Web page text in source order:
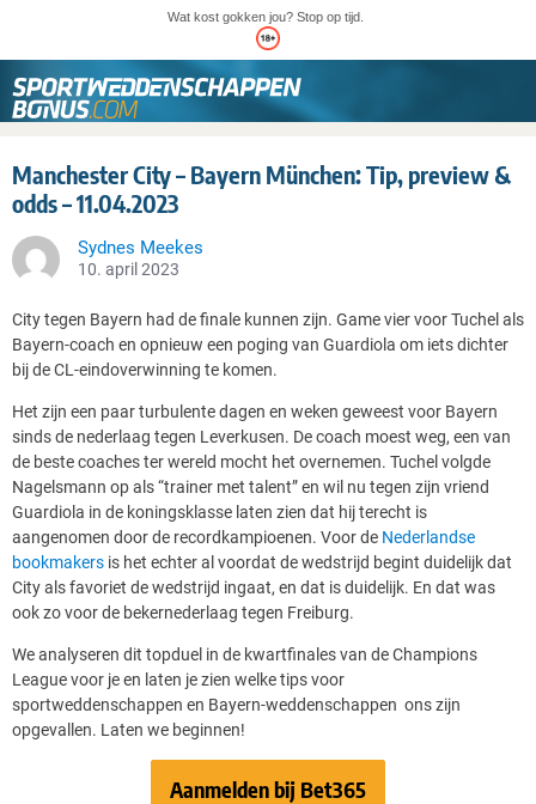
Wat kost gokken jou? Stop op tijd.
Manchester City – Bayern München: Tip, preview &
odds – 11.04.2023
Sydnes Meekes
10. april 2023
City tegen Bayern had de finale kunnen zijn. Game vier voor Tuchel als
Bayern-coach en opnieuw een poging van Guardiola om iets dichter
bij de CL-eindoverwinning te komen.
Het zijn een paar turbulente dagen en weken geweest voor Bayern
sinds de nederlaag tegen Leverkusen. De coach moest weg, een van
de beste coaches ter wereld mocht het overnemen. Tuchel volgde
Nagelsmann op als “trainer met talent” en wil nu tegen zijn vriend
Guardiola in de koningsklasse laten zien dat hij terecht is
aangenomen door de recordkampioenen. Voor de Nederlandse
bookmakers is het echter al voordat de wedstrijd begint duidelijk dat
City als favoriet de wedstrijd ingaat, en dat is duidelijk. En dat was
ook zo voor de bekernederlaag tegen Freiburg.
We analyseren dit topduel in de kwartfinales van de Champions
League voor je en laten je zien welke tips voor
sportweddenschappen en Bayern-weddenschappen ons zijn
opgevallen. Laten we beginnen!
Aanmelden bij Bet365